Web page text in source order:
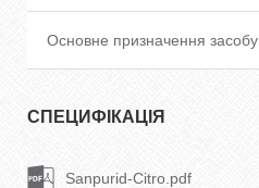
Основне призначення засобу
СПЕЦИФІКАЦІЯ
Sanpurid-Citro.pdf